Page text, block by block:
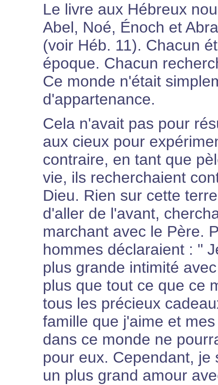
Le livre aux Hébreux
Abel, Noé, Énoch et
(voir Héb. 11). Chacun
époque. Chacun
Ce monde n'était
d'appartenance.
Cela n'avait pas pour
aux cieux pour
contraire, en tant que
vie, ils recherchaient
Dieu. Rien sur cette
d'aller de l'avant,
marchant avec le Père.
hommes déclaraient : "
plus grande intimité
plus que tout ce que ce
tous les précieux
famille que j'aime et
dans ce monde ne
pour eux. Cependant,
un plus grand amour